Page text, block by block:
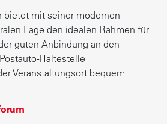
bietet mit seiner modernen
Lage den idealen Rahmen für
guten Anbindung an den
Haltestelle
Veranstaltungsort bequem